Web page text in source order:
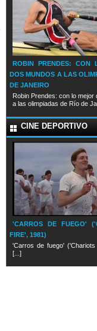
ROBIN PRENDES: CON
DOS MUNDOS A LAS
DE JANEIRO
Robin Prendes: con lo mejor
a las olimpiadas de Río de
CINE DEPORTIVO
'CARROS DE FUEGO'
FIRE', 1981)
'Carros de fuego'
[...]